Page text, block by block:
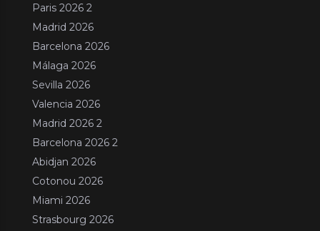
Paris 2026 2
Madrid 2026
Barcelona 2026
Málaga 2026
Sevilla 2026
Valencia 2026
Madrid 2026 2
Barcelona 2026 2
Abidjan 2026
Cotonou 2026
Miami 2026
Strasbourg 2026